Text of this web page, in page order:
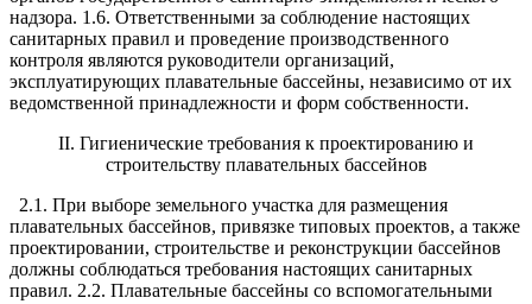
надзора. 1.6. Ответственными за соблюдение настоящих
санитарных правил и проведение производственного
контроля являются руководители организаций,
эксплуатирующих плавательные бассейны, независимо от их
ведомственной принадлежности и форм собственности.
II. Гигиенические требования к проектированию и
строительству плавательных бассейнов
2.1. При выборе земельного участка для размещения
плавательных бассейнов, привязке типовых проектов, а также
проектировании, строительстве и реконструкции бассейнов
должны соблюдаться требования настоящих санитарных
правил. 2.2. Плавательные бассейны со вспомогательными